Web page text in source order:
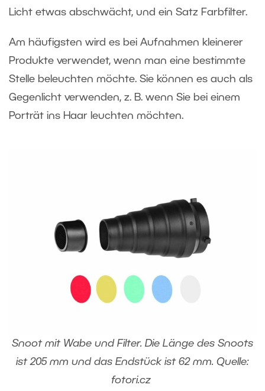
Licht etwas abschwächt, und ein Satz Farbfilter.
Am häufigsten wird es bei Aufnahmen kleinerer
Produkte verwendet, wenn man eine bestimmte
Stelle beleuchten möchte. Sie können es auch als
Gegenlicht verwenden, z. B. wenn Sie bei einem
Porträt ins Haar leuchten möchten.
Snoot mit Wabe und Filter. Die Länge des Snoots
ist 205 mm und das Endstück ist 62 mm. Quelle:
fotori.cz